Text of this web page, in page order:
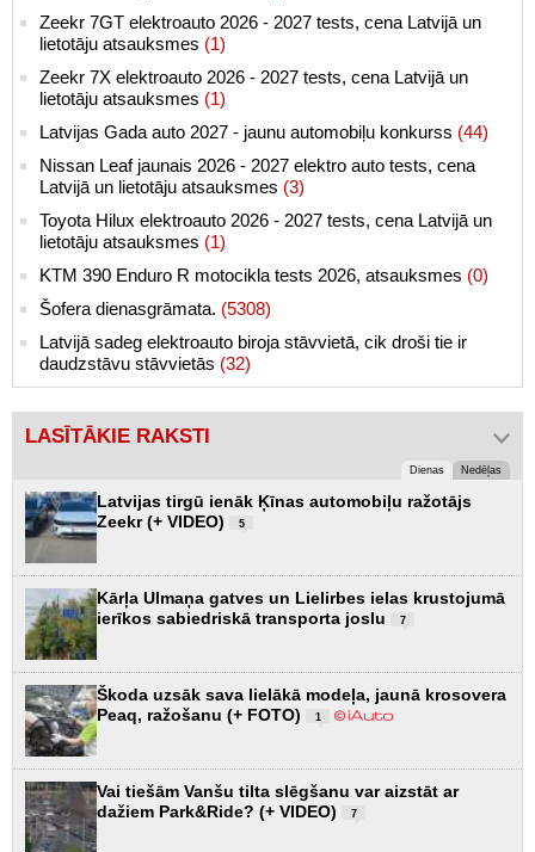
Zeekr 7GT elektroauto 2026 - 2027 tests, cena Latvijā un
lietotāju atsauksmes (1)
Zeekr 7X elektroauto 2026 - 2027 tests, cena Latvijā un
lietotāju atsauksmes (1)
Latvijas Gada auto 2027 - jaunu automobiļu konkurss (44)
Nissan Leaf jaunais 2026 - 2027 elektro auto tests, cena
Latvijā un lietotāju atsauksmes (3)
Toyota Hilux elektroauto 2026 - 2027 tests, cena Latvijā un
lietotāju atsauksmes (1)
KTM 390 Enduro R motocikla tests 2026, atsauksmes (0)
Šofera dienasgrāmata. (5308)
Latvijā sadeg elektroauto biroja stāvvietā, cik droši tie ir
daudzstāvu stāvvietās (32)
LASĪTĀKIE RAKSTI
Dienas Nedēļas
Latvijas tirgū ienāk Ķīnas automobiļu ražotājs
Zeekr (+ VIDEO)
5
Kārļa Ulmaņa gatves un Lielirbes ielas krustojumā
ierīkos sabiedriskā transporta joslu
7
Škoda uzsāk sava lielākā modeļa, jaunā krosovera
Peaq, ražošanu (+ FOTO)
1
Vai tiešām Vanšu tilta slēgšanu var aizstāt ar
dažiem Park&Ride? (+ VIDEO)
7